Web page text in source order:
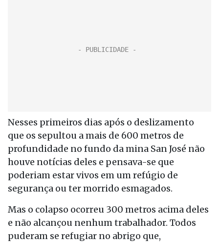
Nesses primeiros dias após o deslizamento
que os sepultou a mais de 600 metros de
profundidade no fundo da mina San José não
houve notícias deles e pensava-se que
poderiam estar vivos em um refúgio de
segurança ou ter morrido esmagados.
Mas o colapso ocorreu 300 metros acima deles
e não alcançou nenhum trabalhador. Todos
puderam se refugiar no abrigo que,